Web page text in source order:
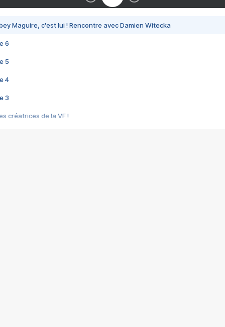
Maguire, c'est lui ! Rencontre avec Damien Witecka
6
5
4
3
créatrices de la VF !